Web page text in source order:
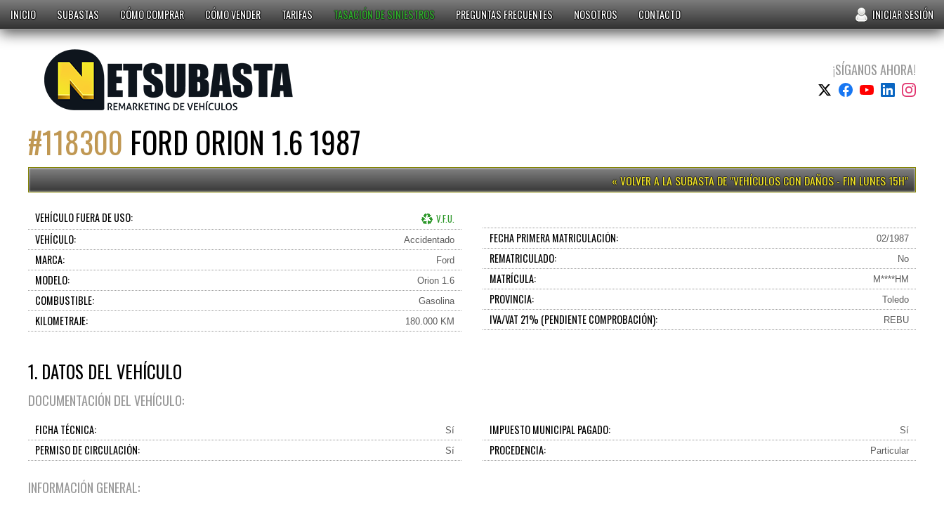
INICIO SUBASTAS CÓMO COMPRAR CÓMO VENDER TARIFAS TASACIÓN DE SINIESTROS PREGUNTAS FRECUENTES NOSOTROS CONTACTO INICIAR SESIÓN
¡SÍGANOS AHORA!
#118300 FORD ORION 1.6 1987
VEHÍCULOS CON DAÑOS - FIN LUNES 15H
VEHÍCULO FUERA DE USO: V.F.U.
VEHÍCULO: Accidentado
MARCA: Ford
MODELO: Orion 1.6
COMBUSTIBLE: Gasolina
KILOMETRAJE: 180.000 KM
FECHA PRIMERA MATRICULACIÓN: 02/1987
REMATRICULADO: No
MATRÍCULA: M****HM
PROVINCIA: Toledo
IVA/VAT 21% (PENDIENTE COMPROBACIÓN): REBU
1. DATOS DEL VEHÍCULO
DOCUMENTACIÓN DEL VEHÍCULO:
FICHA TÉCNICA: Sí
PERMISO DE CIRCULACIÓN: Sí
IMPUESTO MUNICIPAL PAGADO: Sí
PROCEDENCIA: Particular
INFORMACIÓN GENERAL: